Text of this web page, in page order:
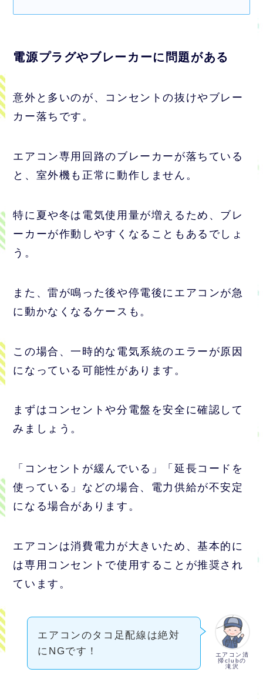
電源プラグやブレーカーに問題がある
意外と多いのが、コンセントの抜けやブレー
カー落ちです。
エアコン専用回路のブレーカーが落ちている
と、室外機も正常に動作しません。
特に夏や冬は電気使用量が増えるため、ブレ
ーカーが作動しやすくなることもあるでしょ
う。
また、雷が鳴った後や停電後にエアコンが急
に動かなくなるケースも。
この場合、一時的な電気系統のエラーが原因
になっている可能性があります。
まずはコンセントや分電盤を安全に確認して
みましょう。
「コンセントが緩んでいる」「延長コードを
使っている」などの場合、電力供給が不安定
になる場合があります。
エアコンは消費電力が大きいため、基本的に
は専用コンセントで使用することが推奨され
ています。
エアコン清
掃clubの
滝沢
エアコンのタコ足配線は絶対
にNGです！